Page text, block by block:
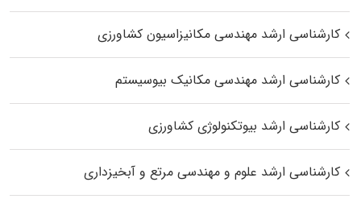
کارشناسی ارشد مهندسی مکانیزاسیون کشاورزی
کارشناسی ارشد مهندسی مکانیک بیوسیستم
کارشناسی ارشد بیوتکنولوژی کشاورزی
کارشناسی ارشد علوم و مهندسی مرتع و آبخیزداری